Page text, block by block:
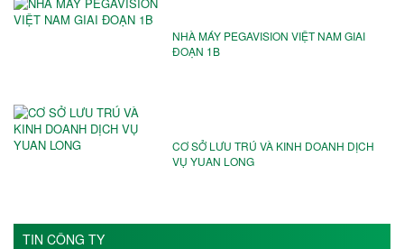
NHÀ MÁY PEGAVISION VIỆT NAM️ GIAI
ĐOẠN 1B
CƠ SỞ LƯU TRÚ VÀ KINH DOANH DỊCH
VỤ YUAN LONG
TIN CÔNG TY